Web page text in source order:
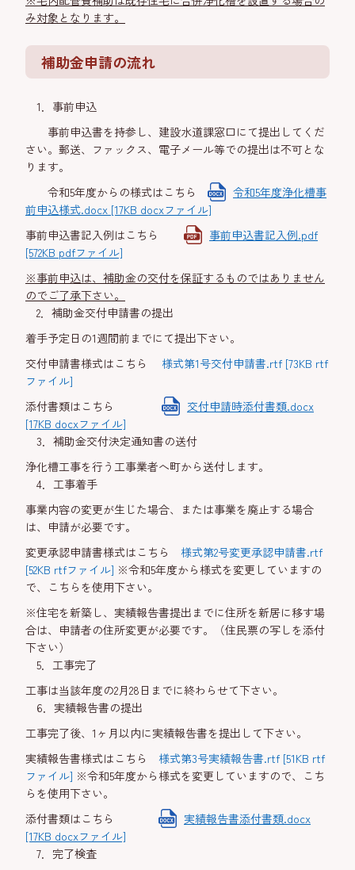
み対象となります。
補助金申請の流れ
1．事前申込
事前申込書を持参し、建設水道課窓口にて提出してくだ
さい。郵送、ファックス、電子メール等での提出は不可とな
ります。
令和5年度からの様式はこちら
令和5年度浄化槽事
前申込様式.docx [17KB docxファイル]
事前申込書記入例はこちら
事前申込書記入例.pdf
[572KB pdfファイル]
※事前申込は、補助金の交付を保証するものではありません
のでご了承下さい。
2．補助金交付申請書の提出
着手予定日の1週間前までにて提出下さい。
交付申請書様式はこちら 様式第1号交付申請書.rtf [73KB rtf
ファイル]
添付書類はこちら
交付申請時添付書類.docx
[17KB docxファイル]
3．補助金交付決定通知書の送付
浄化槽工事を行う工事業者へ町から送付します。
4．工事着手
事業内容の変更が生じた場合、または事業を廃止する場合
は、申請が必要です。
変更承認申請書様式はこちら 様式第2号変更承認申請書.rtf
[52KB rtfファイル] ※令和5年度から様式を変更していますの
で、こちらを使用下さい。
※住宅を新築し、実績報告書提出までに住所を新居に移す場
合は、申請者の住所変更が必要です。（住民票の写しを添付
下さい）
5．工事完了
工事は当該年度の2月28日までに終わらせて下さい。
6．実績報告書の提出
工事完了後、1ヶ月以内に実績報告書を提出して下さい。
実績報告書様式はこちら 様式第3号実績報告書.rtf [51KB rtf
ファイル] ※令和5年度から様式を変更していますので、こち
らを使用下さい。
添付書類はこちら
実績報告書添付書類.docx
[17KB docxファイル]
7．完了検査